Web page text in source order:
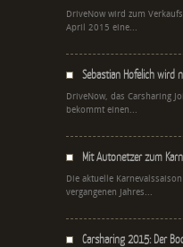
DriveNow wird zum
April 2015 eine...
Sebastian Hofelich wird
DriveNow, das Carsharing
bekommt einen...
Mit Autonetzer zum
Die aktuelle
vergangenen Jahres...
Carsharing 2015: Der